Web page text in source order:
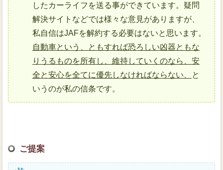
したカーライフを送る事ができています。疑問
解決サイトなどでは様々な意見がありますが、
私自信はJAFを解約する必要はないと思います。
自動車という、ともすれば恐ろしい凶器ともな
りうるものを所有し、維持していくのなら、安
全と安心を全てに優先しなければならない、
と
いうのが私の信条です。
ご提案